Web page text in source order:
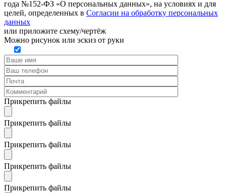
года №152-ФЗ «О персональных данных», на условиях и для
целей, определенных в Согласии на обработку персональных
данных
или приложите схему/чертёж
Можно рисунок или эскиз от руки
Прикрепить файлы
Прикрепить файлы
Прикрепить файлы
Прикрепить файлы
Прикрепить файлы